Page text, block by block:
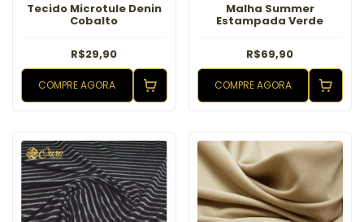
Tecido Microtule Denin
Cobalto
R$29,90
COMPRE AGORA
Malha Summer
Estampada Verde
R$69,90
COMPRE AGORA